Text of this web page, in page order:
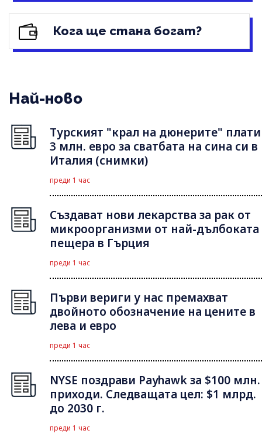
Кога ще стана богат?
Най-ново
Турският "крал на дюнерите" плати
3 млн. евро за сватбата на сина си в
Италия (снимки)
преди 1 час
Създават нови лекарства за рак от
микроорганизми от най-дълбоката
пещера в Гърция
преди 1 час
Първи вериги у нас премахват
двойното обозначение на цените в
лева и евро
преди 1 час
NYSE поздрави Payhawk за $100 млн.
приходи. Следващата цел: $1 млрд.
до 2030 г.
преди 1 час